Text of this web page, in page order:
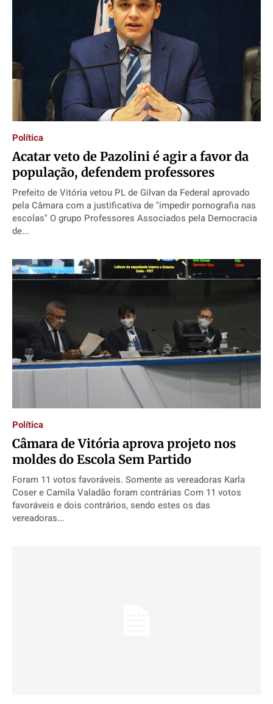
Política
Acatar veto de Pazolini é agir a favor da
população, defendem professores
Prefeito de Vitória vetou PL de Gilvan da Federal aprovado
pela Câmara com a justificativa de "impedir pornografia nas
escolas" O grupo Professores Associados pela Democracia
de...
Política
Câmara de Vitória aprova projeto nos
moldes do Escola Sem Partido
Foram 11 votos favoráveis. Somente as vereadoras Karla
Coser e Camila Valadão foram contrárias Com 11 votos
favoráveis e dois contrários, sendo estes os das
vereadoras...